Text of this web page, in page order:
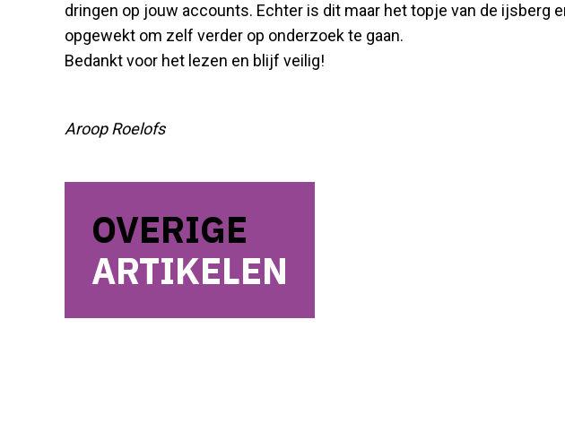
dringen op jouw accounts. Echter is dit maar het topje van de ijsberg
opgewekt om zelf verder op onderzoek te gaan.
Bedankt voor het lezen en blijf veilig!
Aroop Roelofs
OVERIGE
ARTIKELEN